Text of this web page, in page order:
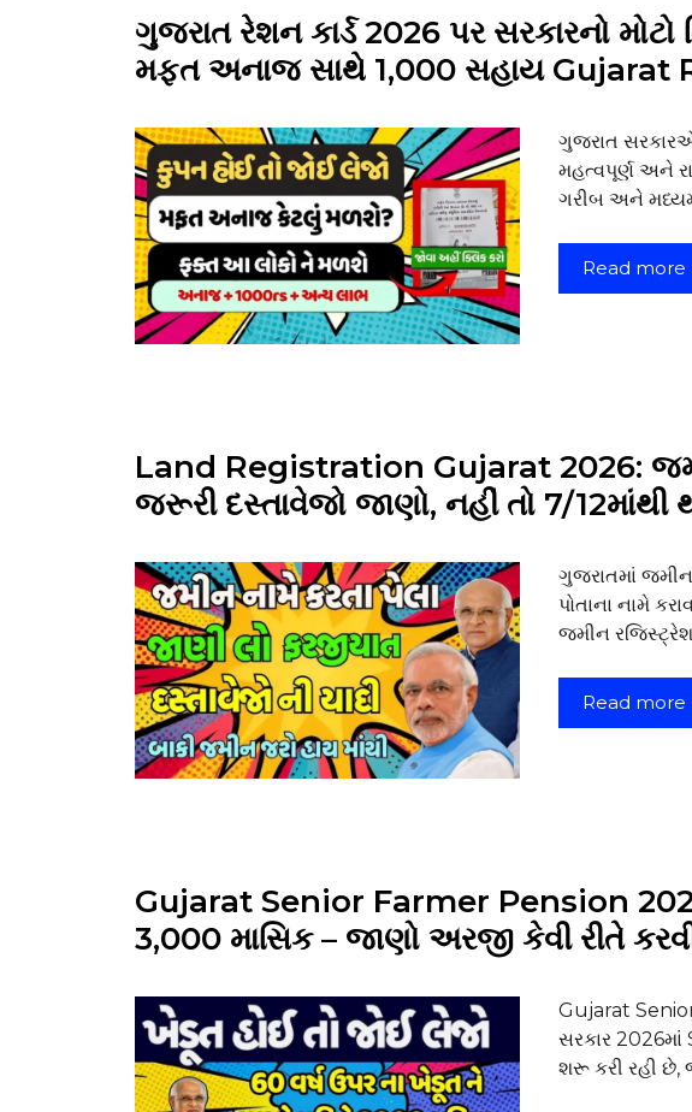
ગુજરાત રેશન કાર્ડ 2026 પર સરકારનો
મફત અનાજ સાથે ₹1,000 સહાય Gujarat
ગુજરાત સરકારએ
મહત્વપૂર્ણ અને
ગરીબ અને મધ્યમ
Read more
Land Registration Gujarat 2026:
જરૂરી દસ્તાવેજો જાણો, નહીં તો 7/
ગુજરાતમાં જમીન
પોતાના નામે
જમીન
Read more
Gujarat Senior Farmer Pension
₹3,000 માસિક – જાણો અરજી કેવી રીતે
Gujarat
સરકાર
શરૂ કરી રહી છે,